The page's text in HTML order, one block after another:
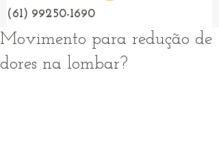
(61) 99250-1690
Movimento para redução de
dores na lombar?